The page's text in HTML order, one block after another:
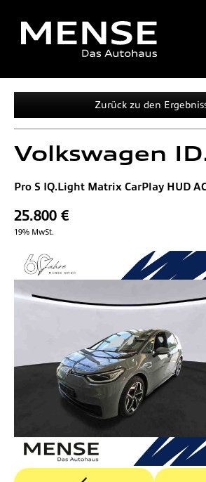
Zurück zu den
Volkswagen
Pro S IQ.Light Matrix CarPlay HUD
25.800 €
19% MwSt.